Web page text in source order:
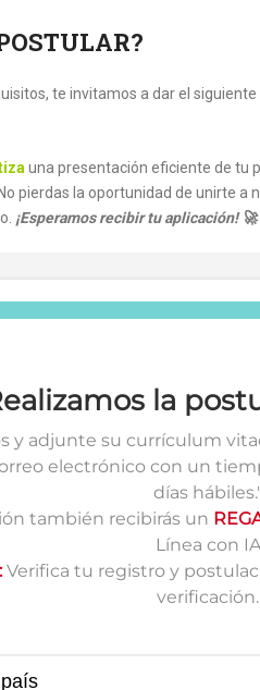
te invitamos a dar el
una presentación eficiente de tu
pierdas la oportunidad de unirte
¡Esperamos recibir tu aplicación! 🚀